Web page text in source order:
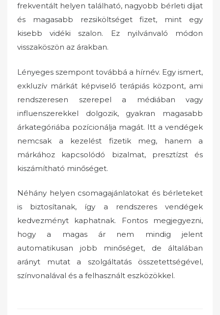
frekventált helyen található, nagyobb bérleti díjat
és magasabb rezsiköltséget fizet, mint egy
kisebb vidéki szalon. Ez nyilvánvaló módon
visszaköszön az árakban.
Lényeges szempont továbbá a hírnév. Egy ismert,
exkluzív márkát képviselő terápiás központ, ami
rendszeresen szerepel a médiában vagy
influenszerekkel dolgozik, gyakran magasabb
árkategóriába pozícionálja magát. Itt a vendégek
nemcsak a kezelést fizetik meg, hanem a
márkához kapcsolódó bizalmat, presztízst és
kiszámítható minőséget.
Néhány helyen csomagajánlatokat és bérleteket
is biztosítanak, így a rendszeres vendégek
kedvezményt kaphatnak. Fontos megjegyezni,
hogy a magas ár nem mindig jelent
automatikusan jobb minőséget, de általában
arányt mutat a szolgáltatás összetettségével,
színvonalával és a felhasznált eszközökkel.